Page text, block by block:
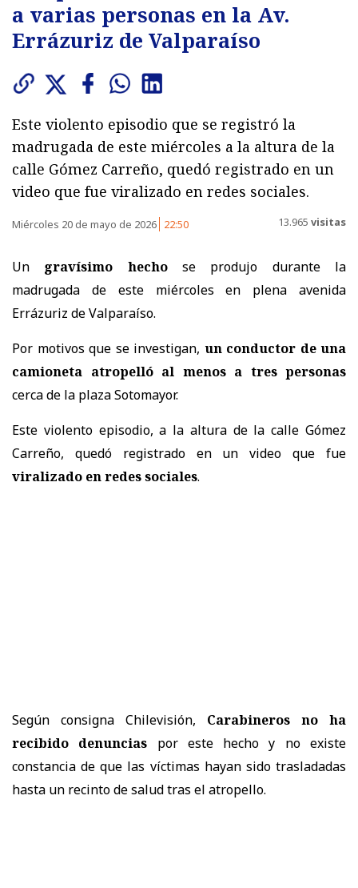
a varias personas en la Av.
Errázuriz de Valparaíso
Este violento episodio que se registró la
madrugada de este miércoles a la altura de la
calle Gómez Carreño, quedó registrado en un
video que fue viralizado en redes sociales.
Miércoles 20 de mayo de 2026 22:50 13.965 visitas
Un gravísimo hechose produjo durante la
madrugada de este miércoles en plena avenida
Errázuriz de Valparaíso.
Por motivos que se investigan, un conductor de una
camioneta atropelló al menos a tres personas
cerca de la plaza Sotomayor.
Este violento episodio, a la altura de la calle Gómez
Carreño, quedó registrado en un video que fue
viralizado en redes sociales.
Según consigna Chilevisión, Carabineros no ha
recibido denuncias por este hecho y no existe
constancia de que las víctimas hayan sido trasladadas
hasta un recinto de salud tras el atropello.